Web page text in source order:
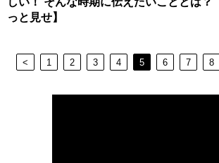
っと見せ】
< 1 2 3 4 5 6 7 8